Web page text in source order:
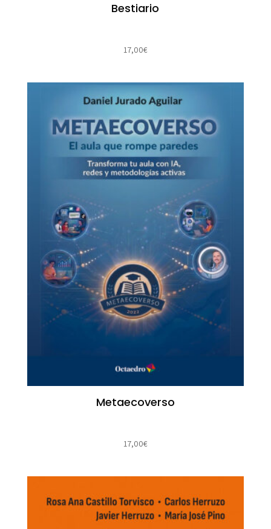
Bestiario
17,00€
Metaecoverso
17,00€